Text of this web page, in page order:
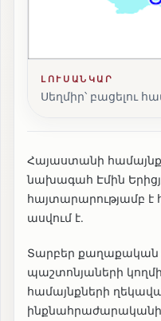
ԼՈՒՍԱՆԿԱՐ
Սեղմիր՝ բացելու
Հայաստանի
նախագահ Էմին
հայտարարությամբ է
ասվում է․
Տարբեր քաղաքական
պաշտոնյաների
համայնքների